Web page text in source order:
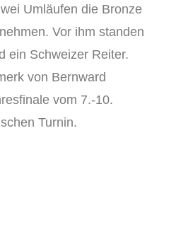
Umläufen die Bronze
Vor ihm standen
ein Schweizer Reiter.
von Bernward
vom 7.-10.
Turnin.